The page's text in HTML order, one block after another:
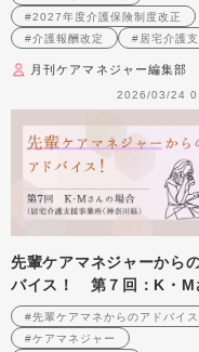
#2027年度介護保険制度改正
#介護報酬改定
#居宅介護支
月刊ケアマネジャー編集部
2026/03/24
先輩ケアマネジャーから
バイス！ 第７回：K・M
（居宅介護支援事業所（神
県）・ケアマネジャー）前
#先輩ケアマネからのアドバイス
#ケアマネジャー